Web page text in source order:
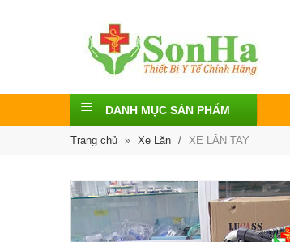
DANH MỤC SẢN PHẨM
Trang chủ » Xe Lăn / XE LĂN TAY